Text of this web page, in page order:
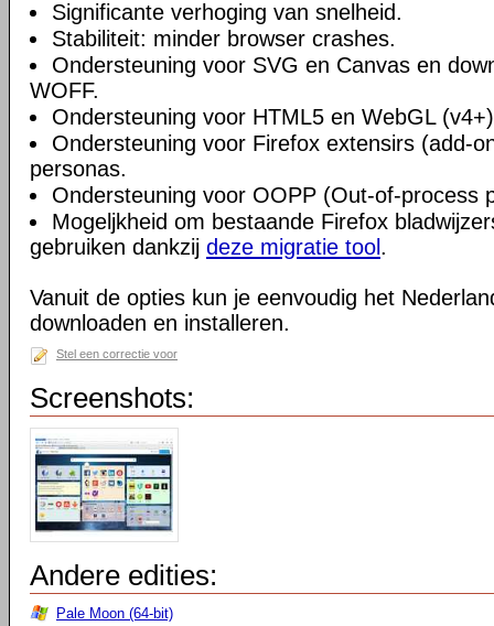
Significante verhoging van snelheid.
Stabiliteit: minder browser crashes.
Ondersteuning voor SVG en Canvas en
WOFF.
Ondersteuning voor HTML5 en WebGL
Ondersteuning voor Firefox extensirs (add-
personas.
Ondersteuning voor OOPP (Out-of-process
Mogeljkheid om bestaande Firefox
gebruiken dankzij deze migratie tool .
Vanuit de opties kun je eenvoudig het
downloaden en installeren.
Stel een correctie voor
Screenshots:
Andere edities:
Pale Moon (64-bit)